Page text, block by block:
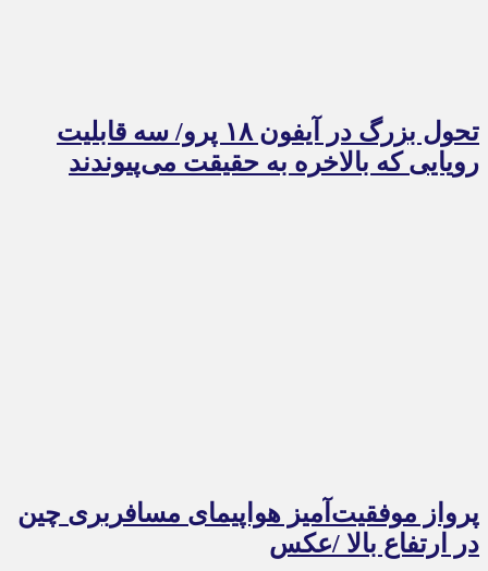
تحول بزرگ در آیفون ۱۸ پرو/ سه قابلیت
رویایی که بالاخره به حقیقت می‌پیوندند
پرواز موفقیت‌آمیز هواپیمای مسافربری چین
در ارتفاع بالا /عکس